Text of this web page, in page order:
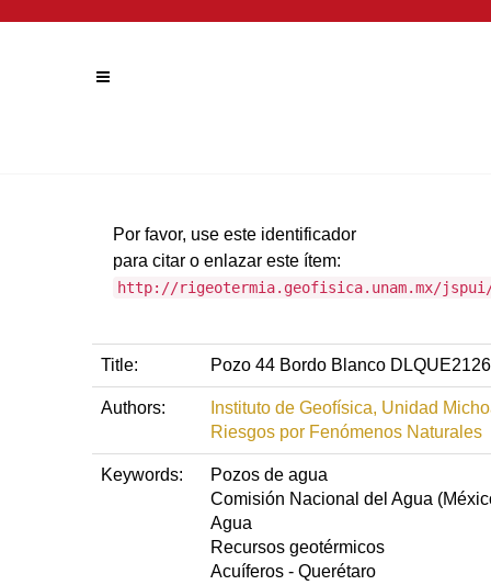
Por favor, use este identificador
para citar o enlazar este ítem:
http://rigeotermia.geofisica.unam.mx/jspui/
Title: Pozo 44 Bordo Blanco DLQUE2126
Authors:
Instituto de Geofísica, Unidad
Riesgos por Fenómenos Naturales
Keywords:
Pozos de agua
Comisión Nacional del Agua
Agua
Recursos geotérmicos
Acuíferos - Querétaro